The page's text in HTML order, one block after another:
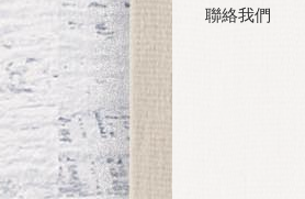
聯絡我們